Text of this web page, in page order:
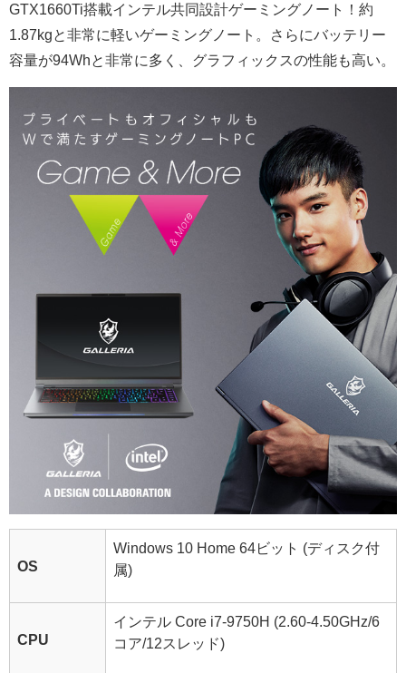
GTX1660Ti搭載インテル共同設計ゲーミングノート！ 約
1.87kgと非常に軽いゲーミングノート。さらにバッテリー
容量が94Whと非常に多く、グラフィックスの性能も高い。
OS
Windows 10 Home 64ビット (ディスク付
属)
CPU
インテル Core i7-9750H (2.60-4.50GHz/6
コア/12スレッド)